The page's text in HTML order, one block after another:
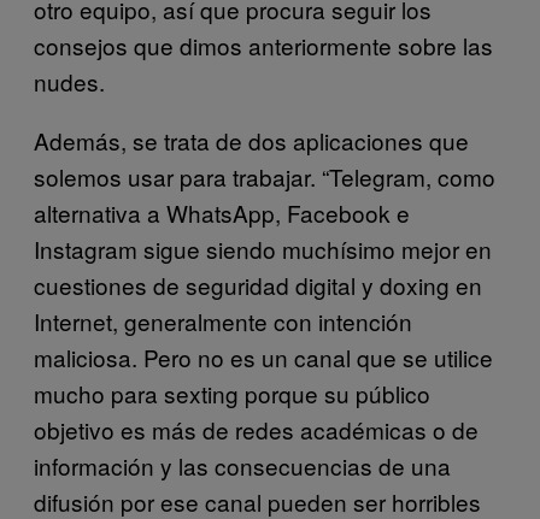
otro equipo, así que procura seguir los
consejos que dimos anteriormente sobre las
nudes.
Además, se trata de dos aplicaciones que
solemos usar para trabajar. “Telegram, como
alternativa a WhatsApp, Facebook e
Instagram sigue siendo muchísimo mejor en
cuestiones de seguridad digital y doxing en
Internet, generalmente con intención
maliciosa. Pero no es un canal que se utilice
mucho para sexting porque su público
objetivo es más de redes académicas o de
información y las consecuencias de una
difusión por ese canal pueden ser horribles